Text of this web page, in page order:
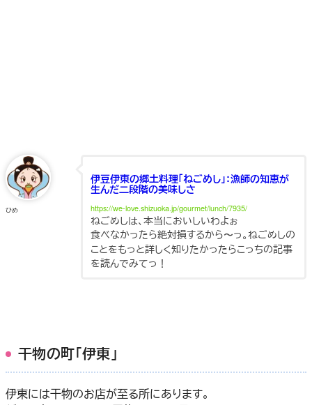
ひめ
伊豆伊東の郷土料理「ねごめし」：漁師の知恵が
生んだ二段階の美味しさ
https://we-love.shizuoka.jp/gourmet/lunch/7935/
ねごめしは、本当においしいわよぉ
食べなかったら絶対損するから〜っ。ねごめしの
ことをもっと詳しく知りたかったらこっちの記事
を読んでみてっ！
干物の町「伊東」
伊東には干物のお店が至る所にあります。